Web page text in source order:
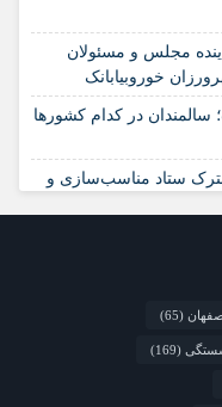
مجلس و مسئولان
خوروبیابانک
در کدام کشورها
ستاد مناسب‌سازی و
(65)
(169)